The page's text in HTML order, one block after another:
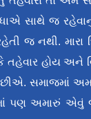
સાથે જ
જ નથી.
હોય અને
સમાજમાં
પણ અમારું એવું